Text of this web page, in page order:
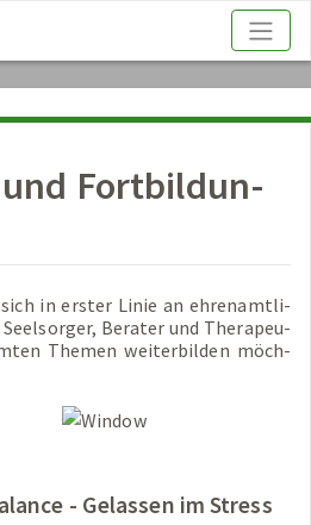
und Fort­bil­dun­
in ers­ter Linie an eh­ren­amt­li­
Be­ra­ter und The­ra­peu­
The­men wei­ter­bil­den möch­
- Ge­las­sen im Stress